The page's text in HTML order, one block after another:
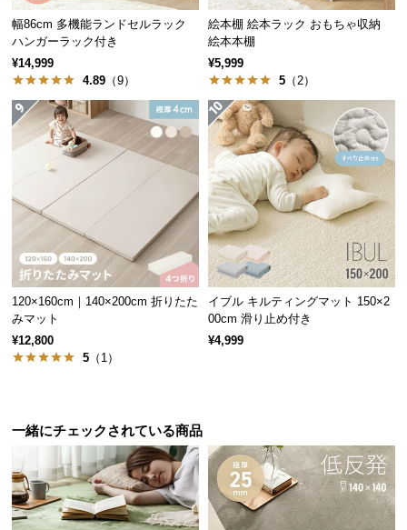
ー
ト
お
知
企
業
幅86cm 多機能ランドセルラック
ハンガーラック付き
¥14,999
4.89 （9）
絵本棚 絵本ラック おもちゃ収納
絵本本棚
¥5,999
5 （2）
120×160cm｜140×200cm 折りたた
みマット
¥12,800
5 （1）
イブル キルティングマット 150×2
00cm 滑り止め付き
¥4,999
一緒にチェックされている商品